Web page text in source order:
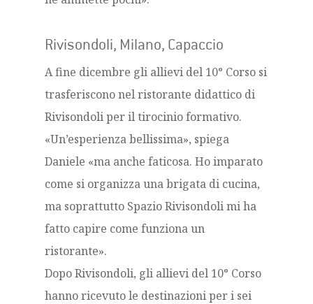
Rivisondoli, Milano, Capaccio
A fine dicembre gli allievi del 10° Corso si
trasferiscono nel ristorante didattico di
Rivisondoli per il tirocinio formativo.
«Un’esperienza bellissima», spiega
Daniele «ma anche faticosa. Ho imparato
come si organizza una brigata di cucina,
ma soprattutto Spazio Rivisondoli mi ha
fatto capire come funziona un
ristorante».
Dopo Rivisondoli, gli allievi del 10° Corso
hanno ricevuto le destinazioni per i sei